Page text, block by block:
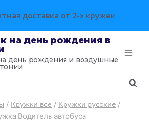
доставка от 2-х кружек!
на день рождения в
день рождения и воздушные
/ Кружки все / Кружки русские /
Водитель автобуса